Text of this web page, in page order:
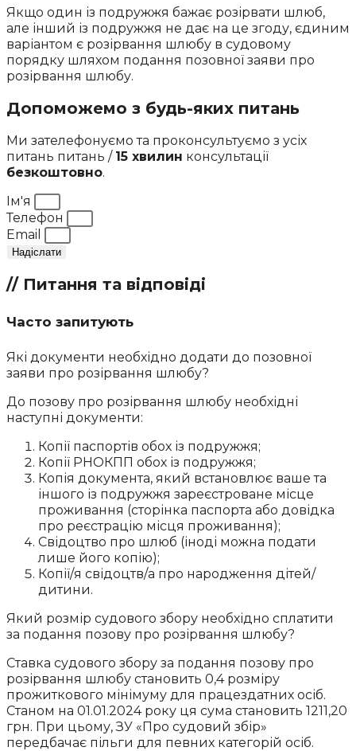
Якщо один із подружжя бажає розірвати шлюб,
але інший із подружжя не дає на це згоду, єдиним
варіантом є розірвання шлюбу в судовому
порядку шляхом подання позовної заяви про
розірвання шлюбу.
Допоможемо з будь-яких питань
Ми зателефонуємо та проконсультуємо з усіх
питань питань / 15 хвилин консультації
безкоштовно.
Ім'я
Телефон
Email
Надіслати
// Питання та відповіді
Часто запитують
Які документи необхідно додати до позовної
заяви про розірвання шлюбу?
До позову про розірвання шлюбу необхідні
наступні документи:
Копії паспортів обох із подружжя;
Копії РНОКПП обох із подружжя;
Копія документа, який встановлює ваше та
іншого із подружжя зареєстроване місце
проживання (сторінка паспорта або довідка
про реєстрацію місця проживання);
Свідоцтво про шлюб (іноді можна подати
лише його копію);
Копії/я свідоцтв/а про народження дітей/
дитини.
Який розмір судового збору необхідно сплатити
за подання позову про розірвання шлюбу?
Ставка судового збору за подання позову про
розірвання шлюбу становить 0,4 розміру
прожиткового мінімуму для працездатних осіб.
Станом на 01.01.2024 року ця сума становить 1211,20
грн. При цьому, ЗУ «Про судовий збір»
передбачає пільги для певних категорій осіб.